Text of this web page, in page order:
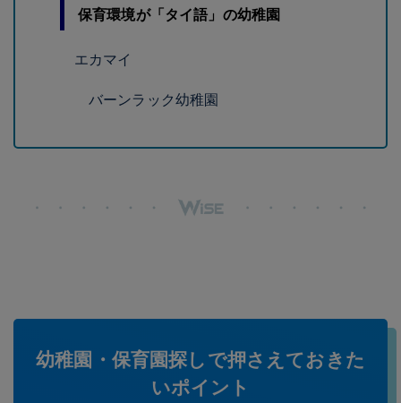
保育環境が「タイ語」の幼稚園
エカマイ
バーンラック幼稚園
幼稚園・保育園探しで押さえておきた
いポイント